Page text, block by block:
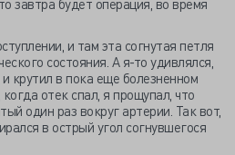
завтра будет операция, во время
и там эта согнутая петля
состояния. А я-то удивлялся,
крутил в пока еще болезненном
отек спал, я прощупал, что
один раз вокруг артерии. Так вот,
в острый угол согнувшегося